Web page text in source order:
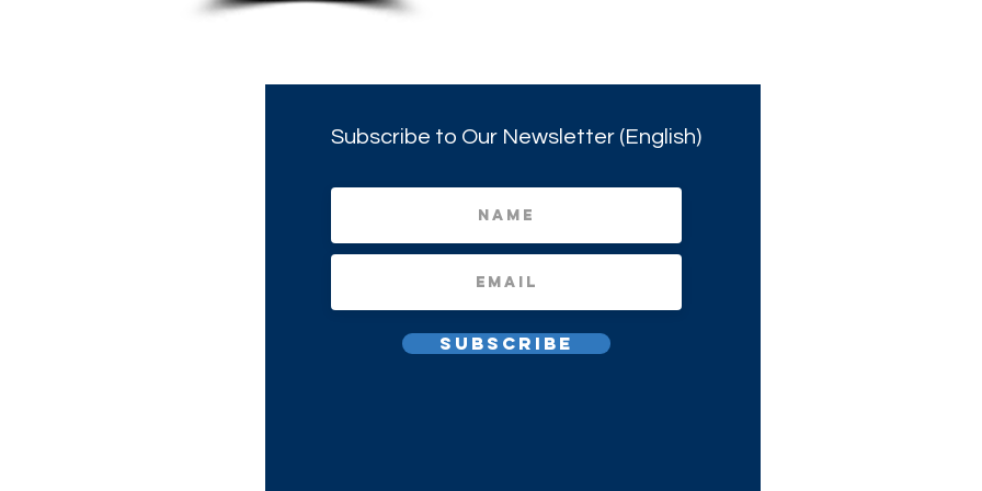
Subscribe to Our Newsletter (English)
Subscribe